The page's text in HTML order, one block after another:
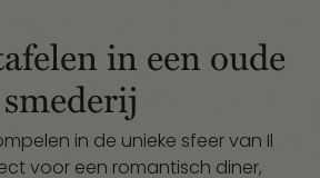
in een oude
smederij
in de unieke sfeer van Il
voor een romantisch diner,